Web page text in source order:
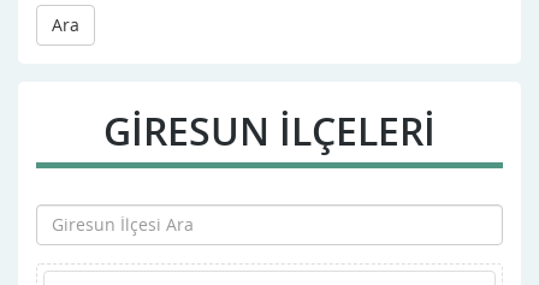
Ara
GIRESUN İLÇELERİ